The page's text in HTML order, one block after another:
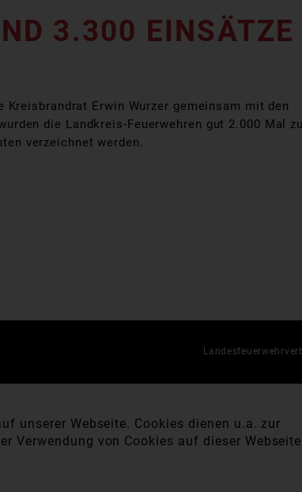
3.300 EINSÄTZE
Erwin Wurzer gemeinsam mit den
die Landkreis-Feuerwehren gut 2.000 Mal zu
verzeichnet werden.
unserer Webseite. Cookies dienen u.a. zur
Verwendung von Cookies auf dieser Webseite